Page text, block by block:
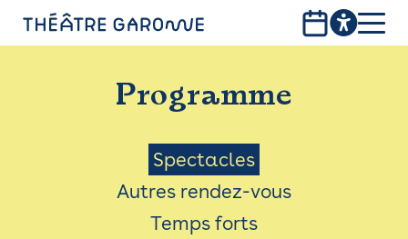
PROGRAMME
INFOS PRATIQUES
AVEC LES PUBLICS
ACCESSIBILITÉ
Programme
Menu
Saison
Spectacles
Autres rendez-vous
Temps forts